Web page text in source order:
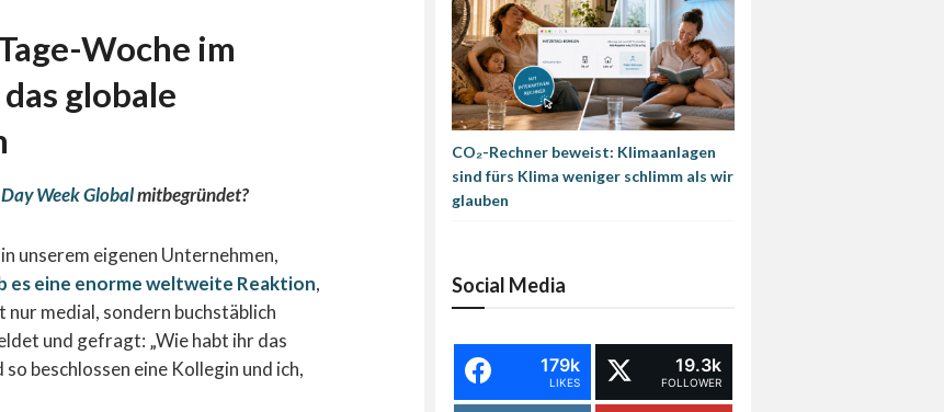
Woche im
globale
Week Globalmitbegründet?
unserem eigenen Unternehmen,
es eine enorme weltweite Reaktion,
medial, sondern buchstäblich
und gefragt: „Wie habt ihr das
beschlossen eine Kollegin und ich,
CO₂-Rechner beweist: Klimaanlagen
sind fürs Klima weniger schlimm als wir
glauben
Social Media
179k
LIKES
19.3k
FOLLOWER